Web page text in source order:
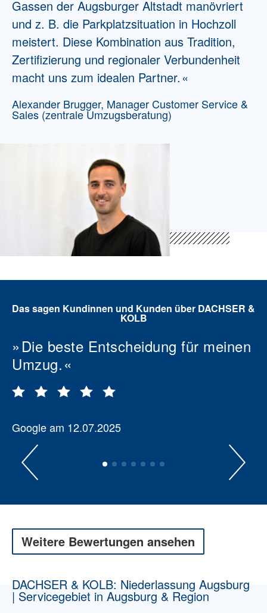
Gassen der Augsburger Altstadt manövriert
und z. B. die Parkplatzsituation in Hochzoll
meistert. Diese Kombination aus Tradition,
Zertifizierung und regionaler Verbundenheit
macht uns zum idealen Partner.
Alexander Brugger, Manager Customer Service &
Sales (zentrale Umzugsberatung)
Das sagen Kundinnen und Kunden über DACHSER &
KOLB
Die beste Entscheidung für meinen
Umzug.
Google am 12.07.2025
Weitere Bewertungen ansehen
DACHSER & KOLB: Niederlassung Augsburg
| Servicegebiet in Augsburg & Region